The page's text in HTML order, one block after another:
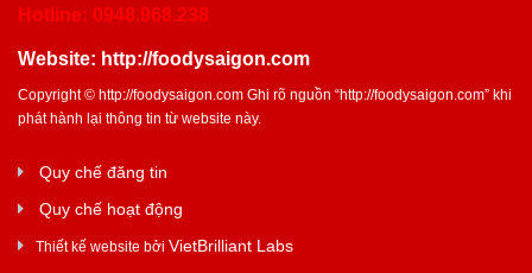
Hotline: 0948.968.238
Website: http://foodysaigon.com
Copyright © http://foodysaigon.com Ghi rõ nguồn “http://foodysaigon.com” khi
phát hành lại thông tin từ website này.
Quy chế đăng tin
Quy chế hoạt động
Thiết kế website bởi VietBrilliant Labs